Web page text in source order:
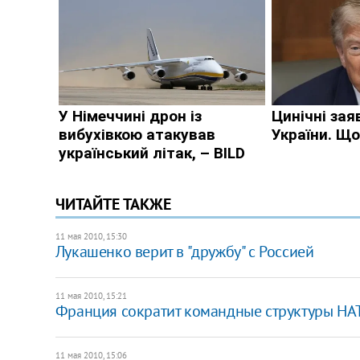
ЧИТАЙТЕ ТАКЖЕ
11 мая 2010, 15:30
Лукашенко верит в "дружбу" с Россией
11 мая 2010, 15:21
Франция сократит командные структуры
11 мая 2010, 15:06